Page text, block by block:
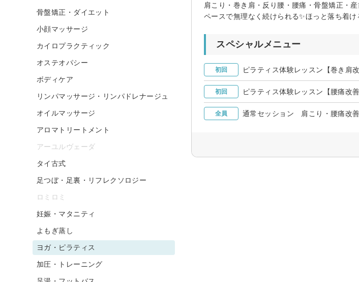
肩こり・巻き肩・反り腰・腰痛・骨盤矯正・
ペースで無理なく続けられる✨ほっと落ち着
スペシャルメニュー
初回 ピラティス体験レッスン【巻き肩改
初回 ピラティス体験レッスン【腰痛改善
全員 通常セッション 肩こり・腰痛改
骨盤矯正・ダイエット
小顔マッサージ
カイロプラクティック
オステオパシー
ボディケア
リンパマッサージ・リンパドレナージュ
オイルマッサージ
アロマトリートメント
アーユルヴェーダ
タイ古式
足つぼ・足裏・リフレクソロジー
ロミロミ
妊娠・マタニティ
よもぎ蒸し
ヨガ・ピラティス
加圧・トレーニング